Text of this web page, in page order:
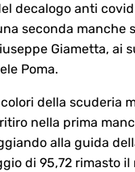
decalogo anti
seconda manche
Giametta, ai
Poma.
della scuderia
nella prima
alla guida
di 95,72 rimasto